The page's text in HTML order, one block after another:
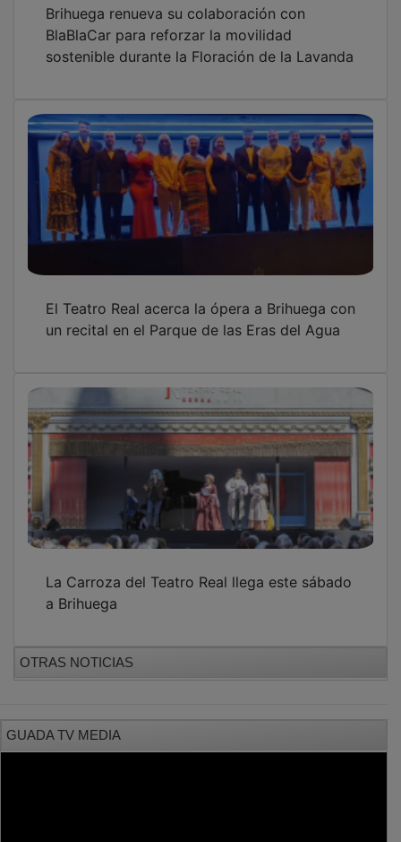
La Carroza del Teatro Real llega este sábado
a Brihuega
OTRAS NOTICIAS
PUBLICIDAD